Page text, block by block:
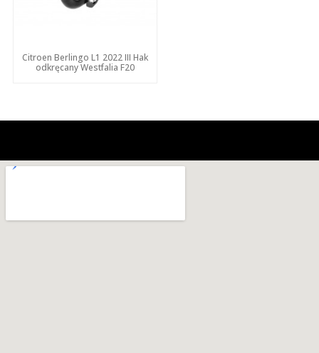
Citroen Berlingo L1 2022 III Hak
odkręcany Westfalia F20